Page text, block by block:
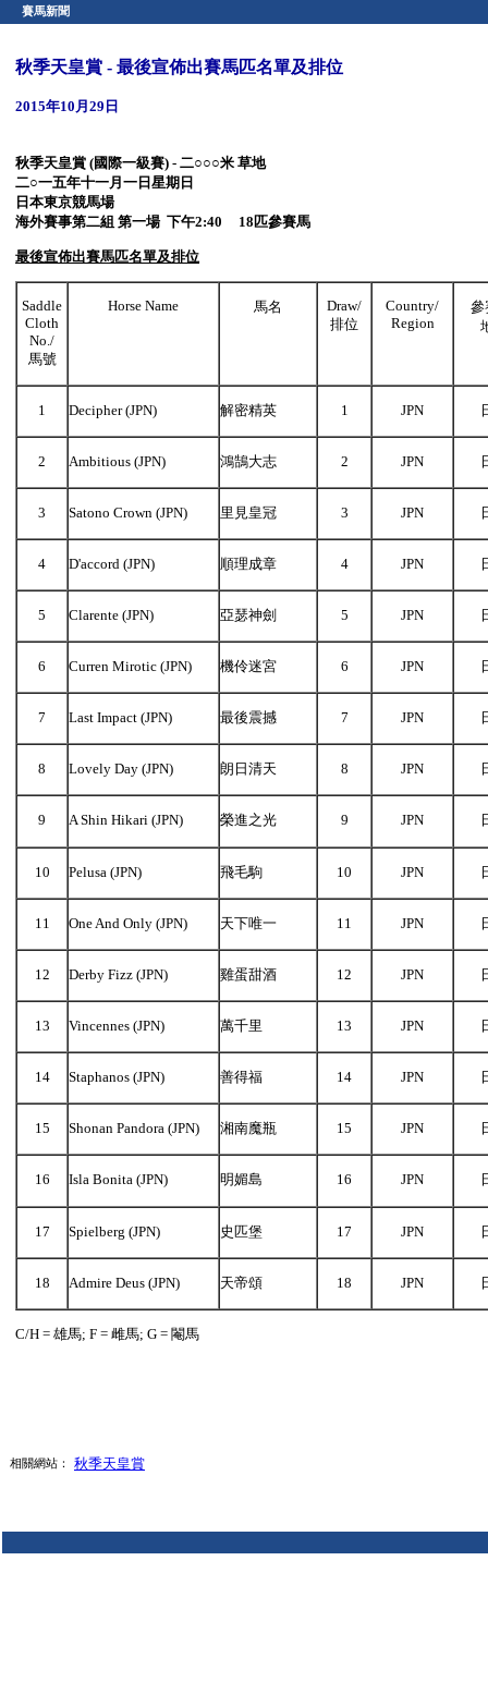
賽馬新聞
秋季天皇賞 - 最後宣佈出賽馬匹名單及排位
2015年10月29日
秋季天皇賞 (國際一級賽) - 二○○○米 草地
二○一五年十一月一日星期日
日本東京競馬場
海外賽事第二組 第一場下午2:40 18匹參賽馬
最後宣佈出賽馬匹名單及排位
Saddle
Cloth
No./
馬號
Horse Name 馬名
Draw/
排位
Country/
Region
參
1 Decipher (JPN) 解密精英 1 JPN
2 Ambitious (JPN) 鴻鵠大志 2 JPN
3 Satono Crown (JPN) 里見皇冠 3 JPN
4 D'accord (JPN) 順理成章 4 JPN
5 Clarente (JPN) 亞瑟神劍 5 JPN
6 Curren Mirotic (JPN) 機伶迷宮 6 JPN
7 Last Impact (JPN) 最後震撼 7 JPN
8 Lovely Day (JPN) 朗日清天 8 JPN
9 A Shin Hikari (JPN) 榮進之光 9 JPN
10 Pelusa (JPN) 飛毛駒 10 JPN
11 One And Only (JPN) 天下唯一 11 JPN
12 Derby Fizz (JPN) 雞蛋甜酒 12 JPN
13 Vincennes (JPN) 萬千里 13 JPN
14 Staphanos (JPN) 善得福 14 JPN
15 Shonan Pandora (JPN) 湘南魔瓶 15 JPN
16 Isla Bonita (JPN) 明媚島 16 JPN
17 Spielberg (JPN) 史匹堡 17 JPN
18 Admire Deus (JPN) 天帝頌 18 JPN
C/H = 雄馬; F = 雌馬; G = 閹馬
相關網站： 秋季天皇賞